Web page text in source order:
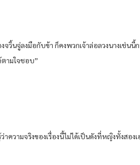
จวิ้นจู่ลงมือกับข้า ก็คงพวกเจ้าล่อลวงนางเช่น
ตามใจชอบ”
วามจริงของเรื่องนี้ไม่ได้เป็นดังที่หญิงทั้งสอง